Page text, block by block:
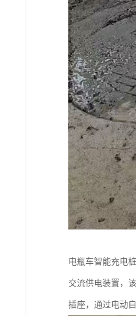
电瓶车智能充电
交流供电装置，
插座，通过电动